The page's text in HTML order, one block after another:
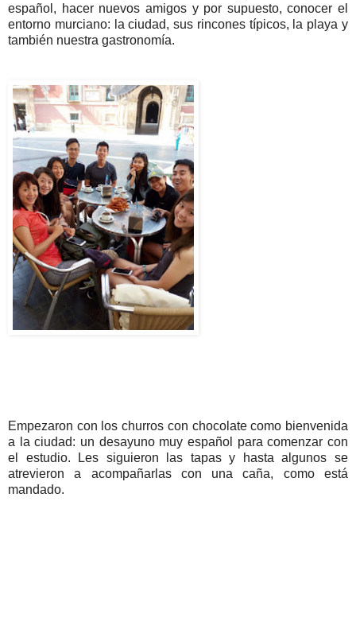
español, hacer nuevos amigos y por supuesto, conocer el
entorno murciano: la ciudad, sus rincones típicos, la playa y
también nuestra gastronomía.
Empezaron con los churros con chocolate como bienvenida
a la ciudad: un desayuno muy español para comenzar con
el estudio. Les siguieron las tapas y hasta algunos se
atrevieron a acompañarlas con una caña, como está
mandado.